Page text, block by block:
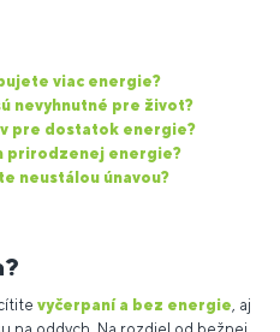
viac energie?
nevyhnutné pre život?
pre dostatok energie?
prirodzenej energie?
neustálou únavou?
vyčerpaní a bez energie , aj